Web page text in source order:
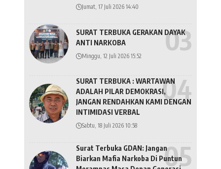
Jumat, 17 Juli 2026 14:40
SURAT TERBUKA GERAKAN DAYAK
ANTI NARKOBA
Minggu, 12 Juli 2026 15:52
SURAT TERBUKA : WARTAWAN
ADALAH PILAR DEMOKRASI,
JANGAN RENDAHKAN KAMI DENGAN
INTIMIDASI VERBAL
Sabtu, 18 Juli 2026 10:58
Surat Terbuka GDAN: Jangan
Biarkan Mafia Narkoba Di Puntun